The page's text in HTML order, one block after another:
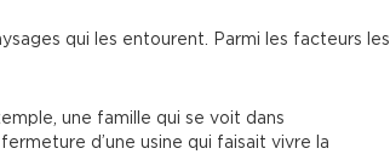
qui les entourent. Parmi les facteurs les
une famille qui se voit dans
d’une usine qui faisait vivre la